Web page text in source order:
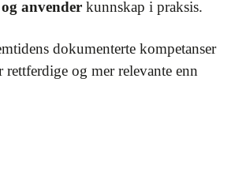
anvender kunnskap i praksis.
dokumenterte kompetanser
rettferdige og mer relevante enn